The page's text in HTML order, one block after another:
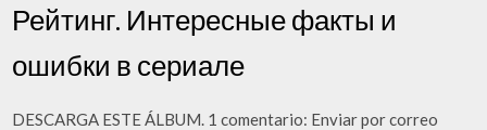
Рейтинг. Интересные факты и
ошибки в сериале
DESCARGA ESTE ÁLBUM. 1 comentario: Enviar por correo